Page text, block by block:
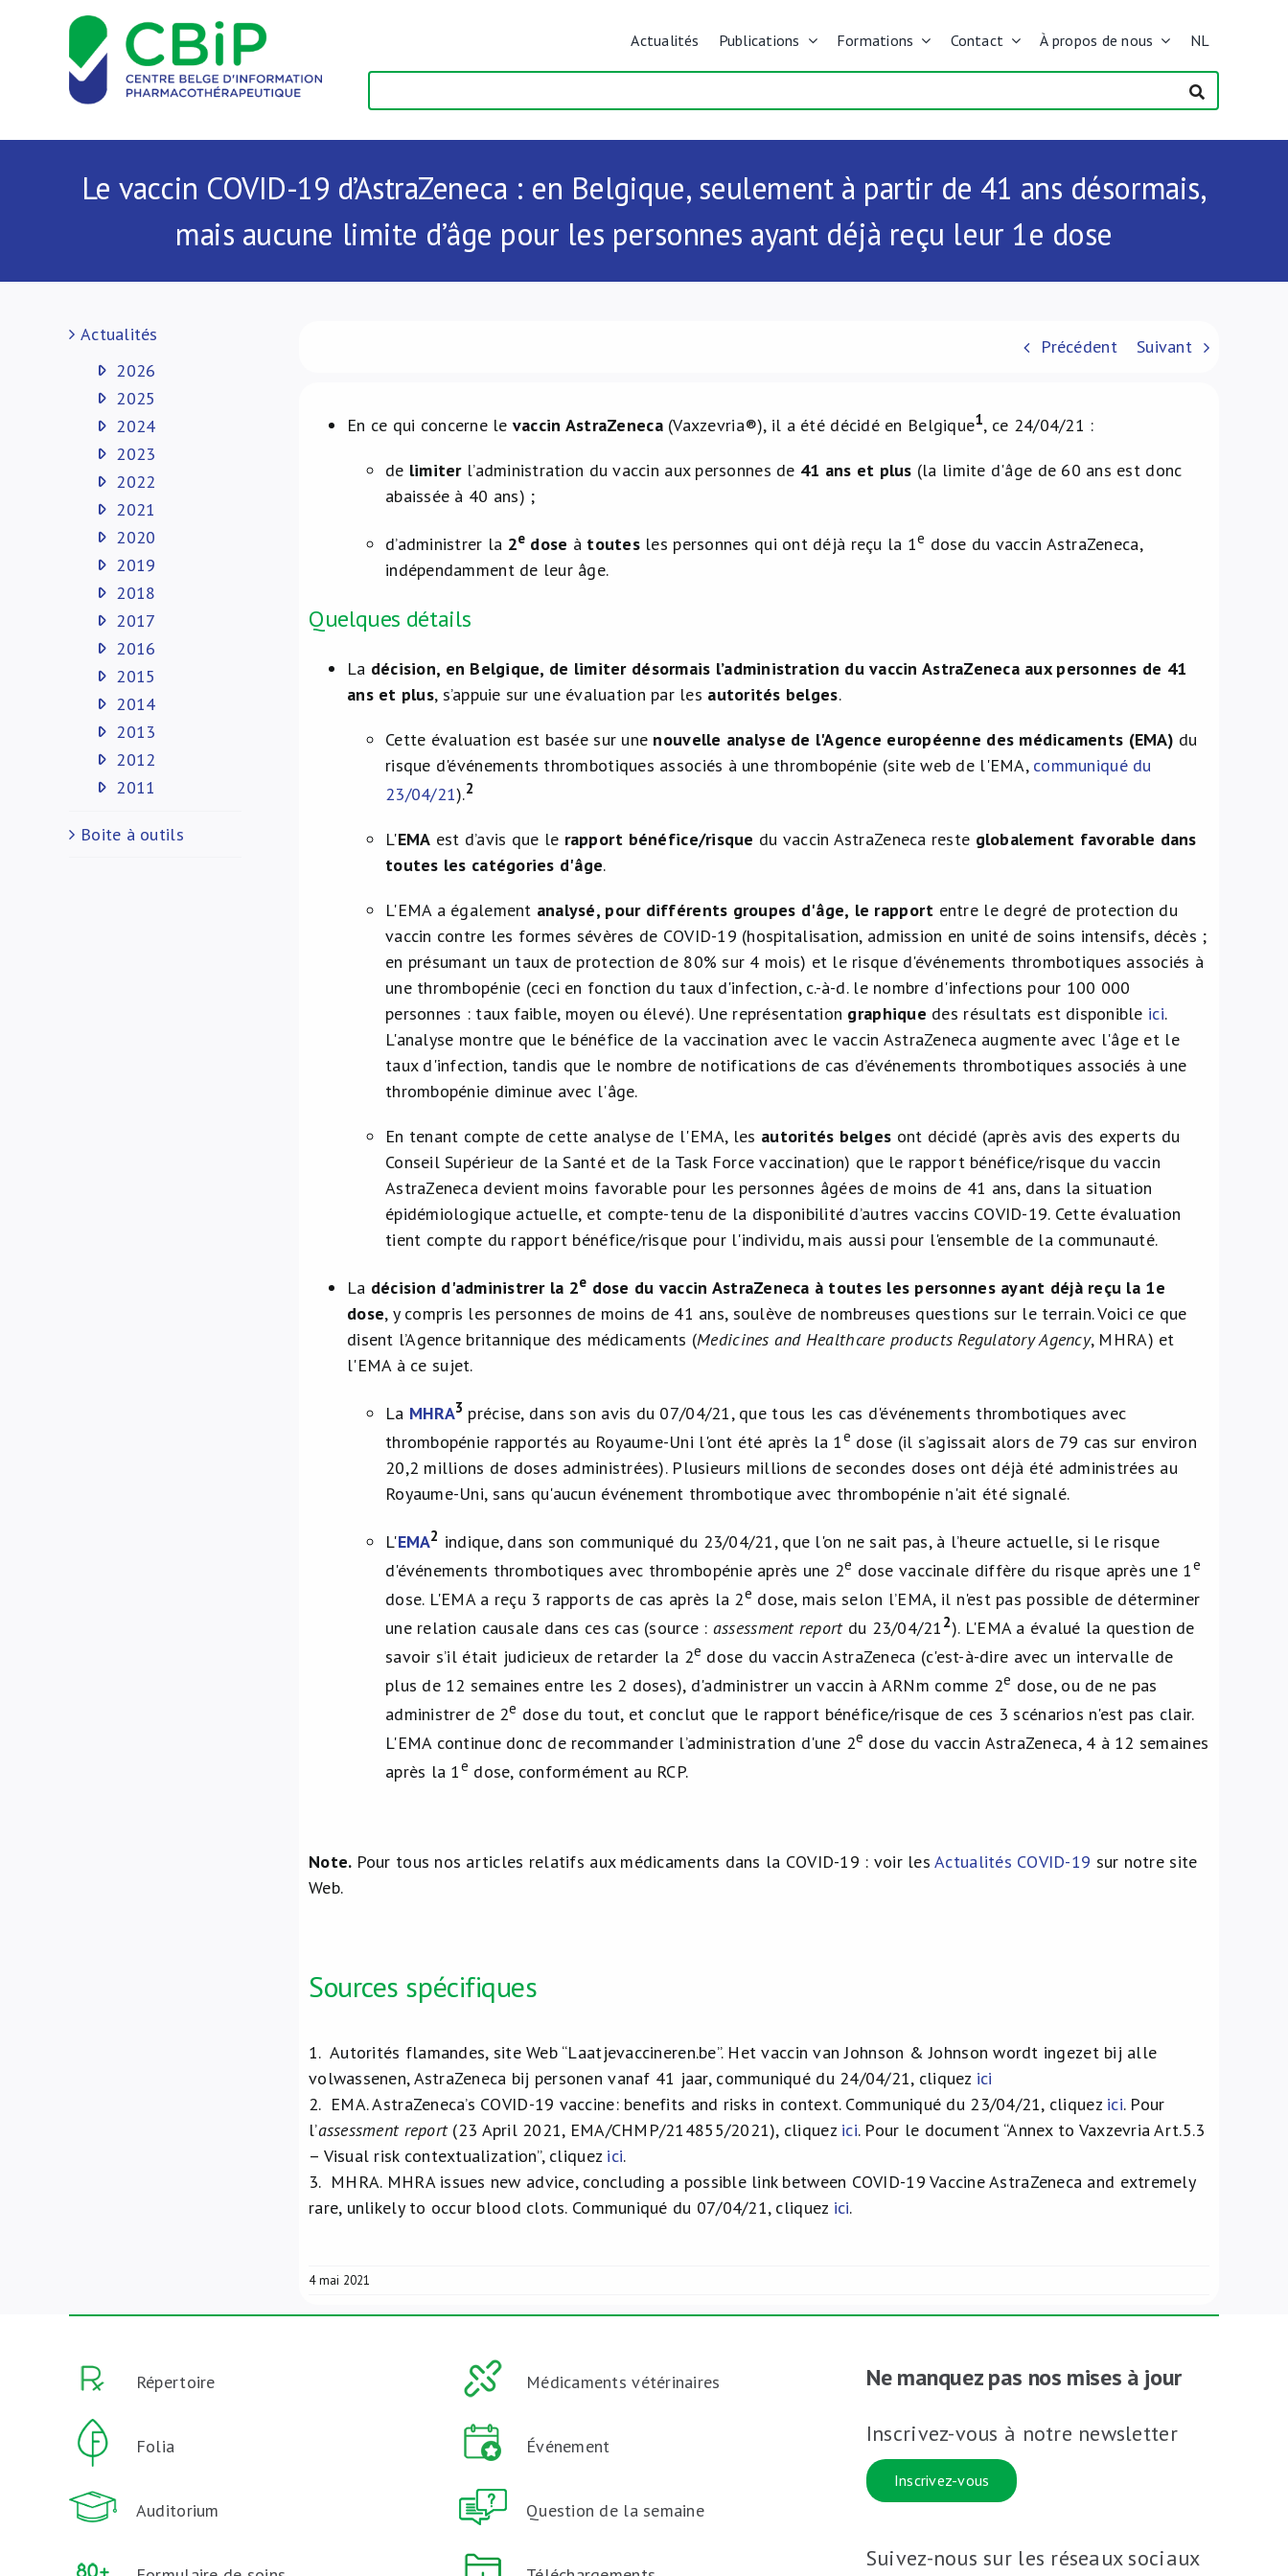
Actualités Publications Formations Contact À propos de nous NL
Le vaccin COVID-19 d’AstraZeneca : en Belgique, seulement à partir de 41 ans désormais,
mais aucune limite d’âge pour les personnes ayant déjà reçu leur 1e dose
Précédent Suivant
En ce qui concerne le vaccin AstraZeneca(Vaxzevria®), il a été décidé en Belgique1, ce 24/04/21 :
de limiterl’administration du vaccin aux personnes de 41 ans et plus (la limite d'âge de 60 ans est donc
abaissée à 40 ans) ;
d’administrer la 2e dose à toutesles personnes qui ont déjà reçu la 1e dose du vaccin AstraZeneca,
indépendamment de leur âge.
Quelques détails
La décision, en Belgique, de limiter désormais l’administration du vaccin AstraZeneca aux personnes de 41
ans et plus, s’appuie sur une évaluation par les autorités belges.
Cette évaluation est basée sur une nouvelle analyse de l'Agence européenne des médicaments (EMA) du
risque d'événements thrombotiques associés à une thrombopénie (site web de l'EMA, communiqué du
23/04/21).2
L'EMA est d’avis que le rapport bénéfice/risque du vaccin AstraZeneca reste globalement favorable dans
toutes les catégories d'âge.
L'EMA a également analysé, pour différents groupes d'âge, le rapport entre le degré de protection du
vaccin contre les formes sévères de COVID-19 (hospitalisation, admission en unité de soins intensifs, décès ;
en présumant un taux de protection de 80% sur 4 mois) et le risque d'événements thrombotiques associés à
une thrombopénie (ceci en fonction du taux d'infection, c.-à-d. le nombre d'infections pour 100 000
personnes : taux faible, moyen ou élevé). Une représentation graphique des résultats est disponible ici.
L'analyse montre que le bénéfice de la vaccination avec le vaccin AstraZeneca augmente avec l'âge et le
taux d'infection, tandis que le nombre de notifications de cas d’événements thrombotiques associés à une
thrombopénie diminue avec l'âge.
En tenant compte de cette analyse de l'EMA, les autorités belges ont décidé (après avis des experts du
Conseil Supérieur de la Santé et de la Task Force vaccination) que le rapport bénéfice/risque du vaccin
AstraZeneca devient moins favorable pour les personnes âgées de moins de 41 ans, dans la situation
épidémiologique actuelle, et compte-tenu de la disponibilité d’autres vaccins COVID-19. Cette évaluation
tient compte du rapport bénéfice/risque pour l'individu, mais aussi pour l'ensemble de la communauté.
La décision d'administrer la 2e dose du vaccin AstraZeneca à toutes les personnes ayant déjà reçu la 1e
dose, y compris les personnes de moins de 41 ans, soulève de nombreuses questions sur le terrain. Voici ce que
disent l’Agence britannique des médicaments (Medicines and Healthcare products Regulatory Agency, MHRA) et
l'EMA à ce sujet.
La MHRA3 précise, dans son avis du 07/04/21, que tous les cas d'événements thrombotiques avec
thrombopénie rapportés au Royaume-Uni l'ont été après la 1e dose (il s’agissait alors de 79 cas sur environ
20,2 millions de doses administrées). Plusieurs millions de secondes doses ont déjà été administrées au
Royaume-Uni, sans qu'aucun événement thrombotique avec thrombopénie n'ait été signalé.
L'EMA2 indique, dans son communiqué du 23/04/21, que l'on ne sait pas, à l’heure actuelle, si le risque
d'événements thrombotiques avec thrombopénie après une 2e dose vaccinale diffère du risque après une 1e
dose. L'EMA a reçu 3 rapports de cas après la 2e dose, mais selon l’EMA, il n'est pas possible de déterminer
une relation causale dans ces cas (source : assessment reportdu 23/04/21 2). L'EMA a évalué la question de
savoir s’il était judicieux de retarder la 2e dose du vaccin AstraZeneca (c'est-à-dire avec un intervalle de
plus de 12 semaines entre les 2 doses), d'administrer un vaccin à ARNm comme 2e dose, ou de ne pas
administrer de 2e dose du tout, et conclut que le rapport bénéfice/risque de ces 3 scénarios n'est pas clair.
L'EMA continue donc de recommander l’administration d'une 2e dose du vaccin AstraZeneca, 4 à 12 semaines
après la 1e dose, conformément au RCP.
Note. Pour tous nos articles relatifs aux médicaments dans la COVID-19 : voir lesActualités COVID-19 sur notre site
Web.
Sources spécifiques
1.Autorités flamandes, site Web “Laatjevaccineren.be”. Het vaccin van Johnson & Johnson wordt ingezet bij alle
volwassenen, AstraZeneca bij personen vanaf 41 jaar, communiqué du 24/04/21, cliquez ici
2. EMA. AstraZeneca’s COVID-19 vaccine: benefits and risks in context. Communiqué du 23/04/21, cliquez ici. Pour
l’assessment report (23 April 2021, EMA/CHMP/214855/2021), cliquez ici. Pour le document “Annex to Vaxzevria Art.5.3
– Visual risk contextualization”, cliquez ici.
3. MHRA. MHRA issues new advice, concluding a possible link between COVID-19 Vaccine AstraZeneca and extremely
rare, unlikely to occur blood clots. Communiqué du 07/04/21, cliquez ici.
4 mai 2021
Actualités
2026
2025
2024
2023
2022
2021
2020
2019
2018
2017
2016
2015
2014
2013
2012
2011
Boite à outils
Répertoire Médicaments vétérinaires
Folia Événement
Auditorium Question de la semaine
Ne manquez pas nos mises à jour
Inscrivez-vous à notre newsletter
Inscrivez-vous
Suivez-nous sur les réseaux sociaux